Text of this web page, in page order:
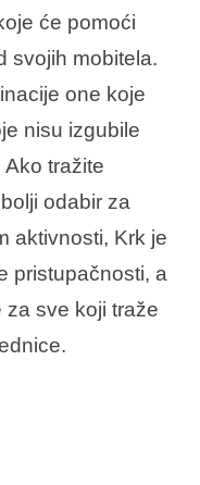
će pomoći
svojih mobitela.
one koje
nisu izgubile
tražite
odabir za
aktivnosti, Krk je
pristupačnosti, a
sve koji traže